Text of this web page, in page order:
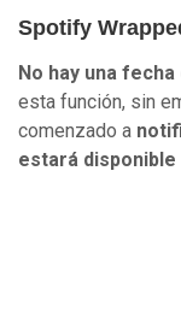
Spotify
No hay una
esta función, sin
comenzado a
estará